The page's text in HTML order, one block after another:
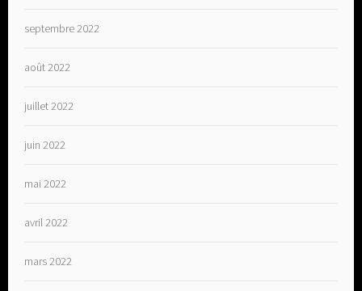
septembre 2022
août 2022
juillet 2022
juin 2022
mai 2022
avril 2022
mars 2022